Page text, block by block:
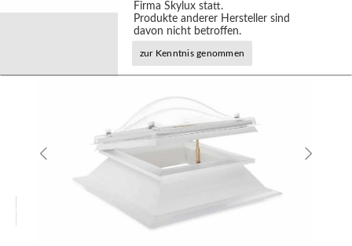
Quadratische Lichtkuppeln
Firma Skylux statt.
Produkte anderer Hersteller sind
davon nicht betroffen.
zur Kenntnis genommen